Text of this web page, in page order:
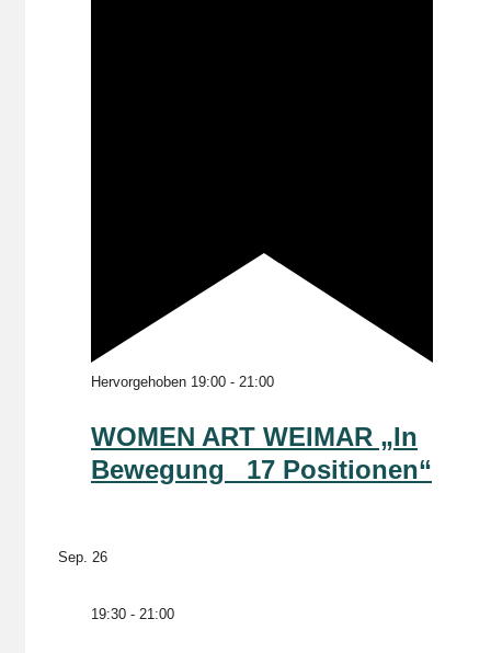
Hervorgehoben 19:00 - 21:00
WOMEN ART WEIMAR „In
Bewegung _17 Positionen“
Sep. 26
19:30 - 21:00